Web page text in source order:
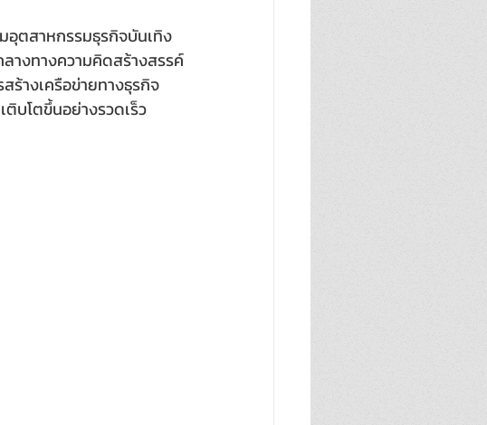
อุตสาหกรรมธุรกิจบันเทิง
างทางความคิดสร้างสรรค์
างเครือข่ายทางธุรกิจ
บโตขึ้นอย่างรวดเร็ว